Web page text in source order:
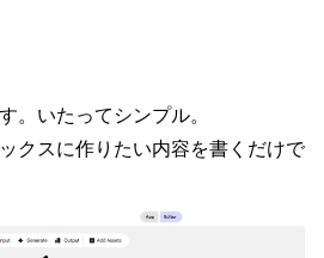
。いたってシンプル。
クスに作りたい内容を書くだけで